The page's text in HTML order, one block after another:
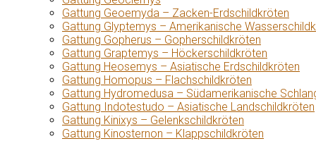
Gattung Geoemyda – Zacken-Erdschildkröten
Gattung Glyptemys – Amerikanische
Gattung Gopherus – Gopherschildkröten
Gattung Graptemys – Höckerschildkröten
Gattung Heosemys – Asiatische Erdschildkröten
Gattung Homopus – Flachschildkröten
Gattung Hydromedusa – Südamerikanische
Gattung Indotestudo – Asiatische Landschildkröten
Gattung Kinixys – Gelenkschildkröten
Gattung Kinosternon – Klappschildkröten